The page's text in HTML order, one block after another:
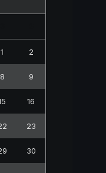
1 2
8 9
16
23
30